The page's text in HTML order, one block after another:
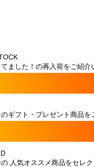
ました！の再入荷をご紹介
ギフト・プレゼント商品を
人気オススメ商品をセレ